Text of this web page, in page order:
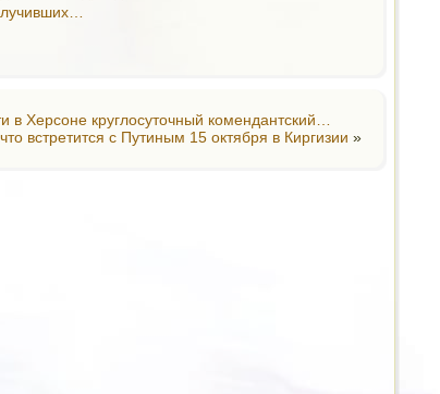
в Херсоне круглосуточный комендантский…
встретится с Путиным 15 октября в Киргизии »